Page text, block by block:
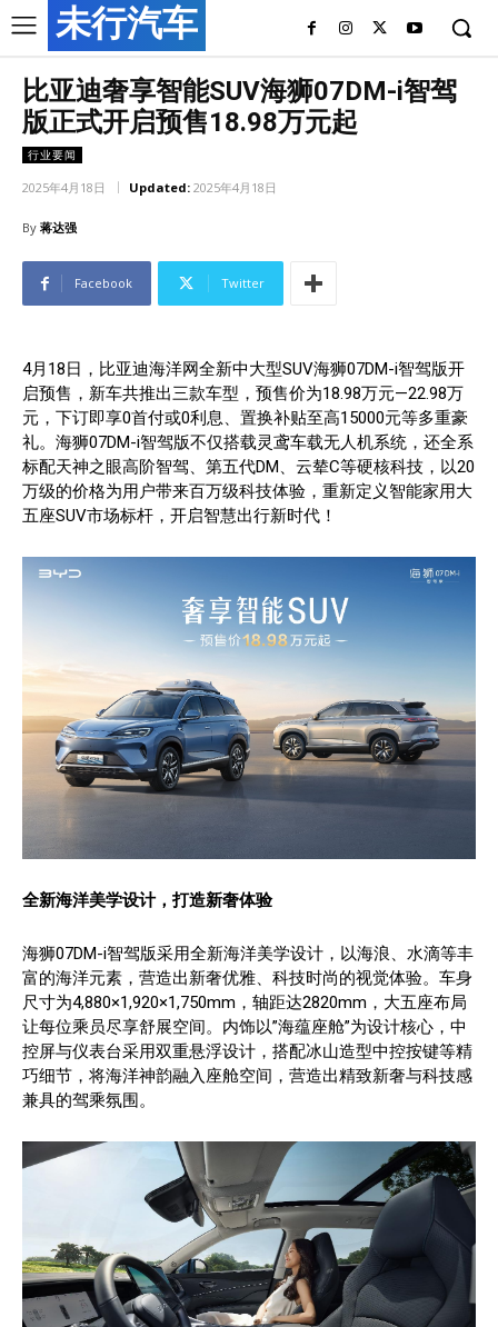
未行汽车
比亚迪奢享智能SUV海狮07DM-i智驾
版正式开启预售18.98万元起
行业要闻
2025年4月18日 Updated: 2025年4月18日
By 蒋达强
Facebook Twitter
4月18日，比亚迪海洋网全新中大型SUV海狮07DM-i智驾版开
启预售，新车共推出三款车型，预售价为18.98万元—22.98万
元，下订即享0首付或0利息、置换补贴至高15000元等多重豪
礼。海狮07DM-i智驾版不仅搭载灵鸢车载无人机系统，还全系
标配天神之眼高阶智驾、第五代DM、云辇C等硬核科技，以20
万级的价格为用户带来百万级科技体验，重新定义智能家用大
五座SUV市场标杆，开启智慧出行新时代！
全新海洋美学设计，打造新奢体验
海狮07DM-i智驾版采用全新海洋美学设计，以海浪、水滴等丰
富的海洋元素，营造出新奢优雅、科技时尚的视觉体验。车身
尺寸为4,880×1,920×1,750mm，轴距达2820mm，大五座布局
让每位乘员尽享舒展空间。内饰以”海蕴座舱”为设计核心，中
控屏与仪表台采用双重悬浮设计，搭配冰山造型中控按键等精
巧细节，将海洋神韵融入座舱空间，营造出精致新奢与科技感
兼具的驾乘氛围。